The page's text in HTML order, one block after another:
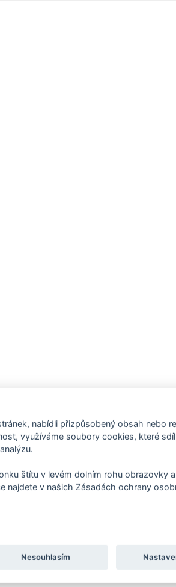
nabídli přizpůsobený obsah nebo
využíváme soubory cookies, které
štítu v levém dolním rohu obrazovky
najdete v našich Zásadách ochrany
Nesouhlasím